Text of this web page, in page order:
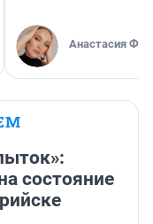
Анастасия
состояние